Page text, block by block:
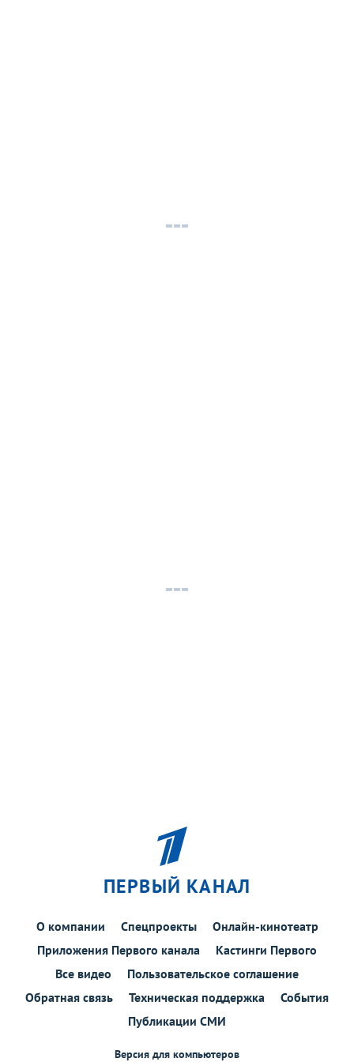
ПЕРВЫЙ КАНАЛ
О компании Спецпроекты
Онлайн-кинотеатр
Приложения Первого канала
Кастинги Первого
Все видео
Пользовательское соглашение
Обратная связь
Техническая поддержка
События
Публикации СМИ
Версия для компьютеров